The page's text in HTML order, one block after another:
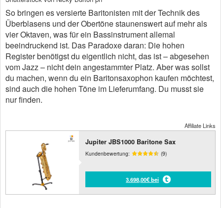
So bringen es versierte Baritonisten mit der Technik des
Überblasens und der Obertöne staunenswert auf mehr als
vier Oktaven, was für ein Bassinstrument allemal
beeindruckend ist. Das Paradoxe daran: Die hohen
Register benötigst du eigentlich nicht, das ist – abgesehen
vom Jazz – nicht dein angestammter Platz. Aber was sollst
du machen, wenn du ein Baritonsaxophon kaufen möchtest,
sind auch die hohen Töne im Lieferumfang. Du musst sie
nur finden.
Affiliate Links
Jupiter JBS1000 Baritone Sax
Kundenbewertung: (9)
3.698,00€ bei